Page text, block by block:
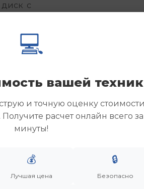
с
дела.
часа.
💻
вашей
и точную оценку стоимости
расчет онлайн всего
минуты!
💰
Лучшая цена
🔒
Безопасно